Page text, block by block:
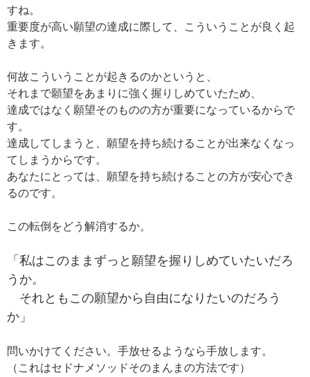
すね。
重要度が高い願望の達成に際して、こういうことが良く起
きます。
何故こういうことが起きるのかというと、
それまで願望をあまりに強く握りしめていたため、
達成ではなく願望そのものの方が重要になっているからで
す。
達成してしまうと、願望を持ち続けることが出来なくなっ
てしまうからです。
あなたにとっては、願望を持ち続けることの方が安心でき
るのです。
この転倒をどう解消するか。
「私はこのままずっと願望を握りしめていたいだろ
うか。
それともこの願望から自由になりたいのだろう
か」
問いかけてください。手放せるようなら手放します。
（これはセドナメソッドそのまんまの方法です）